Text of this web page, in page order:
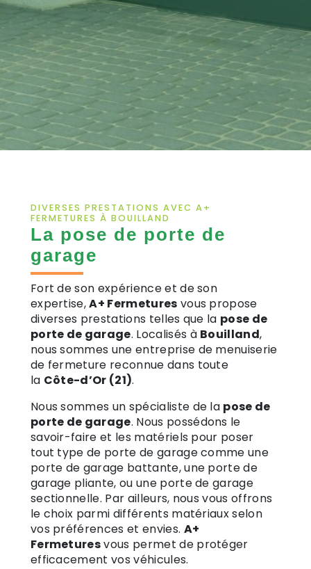
DIVERSES PRESTATIONS AVEC A+
FERMETURES À BOUILLAND
La pose de porte de
garage
Fort de son expérience et de son
expertise,A+ Fermetures vous propose
diverses prestations telles que la pose de
porte de garage. Localisés à Bouilland,
nous sommes une entreprise de menuiserie
de fermeture reconnue dans toute
la Côte-d’Or (21).
Nous sommes un spécialiste de la pose de
porte de garage. Nous possédons le
savoir-faire et les matériels pour poser
tout type de porte de garage comme une
porte de garage battante, une porte de
garage pliante, ou une porte de garage
sectionnelle. Par ailleurs, nous vous offrons
le choix parmi différents matériaux selon
vos préférences et envies. A+
Fermeturesvous permet de protéger
efficacement vos véhicules.